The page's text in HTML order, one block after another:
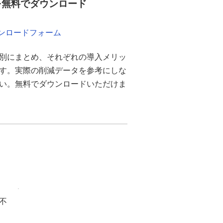
料でダウンロード
ロードフォーム
にまとめ、それぞれの導入メリッ
。実際の削減データを参考にしな
。無料でダウンロードいただけま